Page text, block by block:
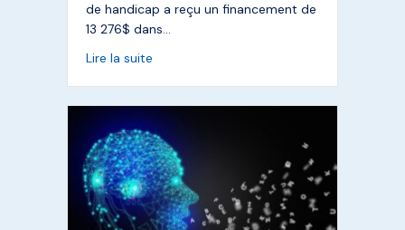
de handicap a reçu un financement de
13 276$ dans…
Lire la suite